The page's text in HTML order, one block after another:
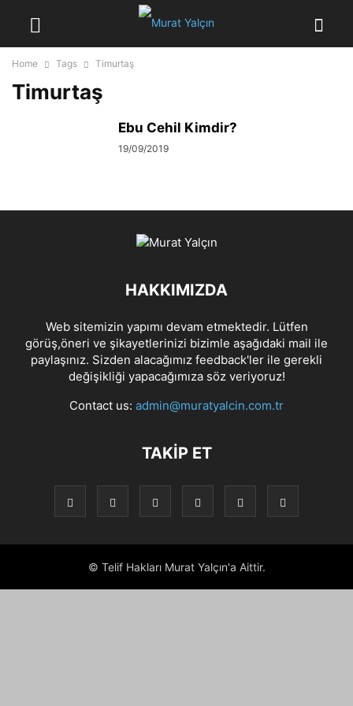
Home Tags Timurtaş
Timurtaş
Ebu Cehil Kimdir?
19/09/2019
HAKKIMIZDA
Web sitemizin yapımı devam etmektedir. Lütfen
görüş,öneri ve şikayetlerinizi bizimle aşağıdaki mail ile
paylaşınız. Sizden alacağımız feedback'ler ile gerekli
değişikliği yapacağımıza söz veriyoruz!
Contact us: admin@muratyalcin.com.tr
TAKIP ET
© Telif Hakları Murat Yalçın'a Aittir.